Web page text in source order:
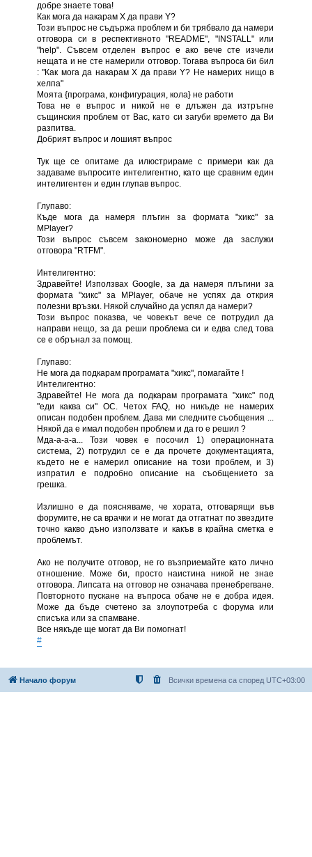
добре знаете това!
Как мога да накарам Х да прави Y?
Този въпрос не съдържа проблем и би трябвало да намери
отговора си в респективното "README", "INSTALL" или
"help". Съвсем отделен въпрос е ако вече сте изчели
нещата и не сте намерили отговор. Тогава въпроса би бил
: "Как мога да накарам Х да прави Y? Не намерих нищо в
хелпа"
Моята {програма, конфигурация, кола} не работи
Това не е въпрос и никой не е длъжен да изтръгне
същинския проблем от Вас, като си загуби времето да Ви
разпитва.
Добрият въпрос и лошият въпрос
Тук ще се опитаме да илюстрираме с примери как да
задаваме въпросите интелигентно, като ще сравним един
интелигентен и един глупав въпрос.
Глупаво:
Къде мога да намеря плъгин за формата "хикс" за
MPlayer?
Този въпрос съвсем закономерно може да заслужи
отговора "RTFM".
Интелигентно:
Здравейте! Използвах Google, за да намеря плъгини за
формата "хикс" за MPlayer, обаче не успях да открия
полезни връзки. Някой случайно да успял да намери?
Този въпрос показва, че човекът вече се потрудил да
направи нещо, за да реши проблема си и едва след това
се е обрънал за помощ.
Глупаво:
Не мога да подкарам програмата "хикс", помагайте !
Интелигентно:
Здравейте! Не мога да подкарам програмата "хикс" под
"еди каква си" ОС. Четох FAQ, но никъде не намерих
описан подобен проблем. Дава ми следните съобщения ...
Някой да е имал подобен проблем и да го е решил ?
Мда-а-а-а... Този човек е посочил 1) операционната
система, 2) потрудил се е да прочете документацията,
където не е намерил описание на този проблем, и 3)
изпратил е подробно описание на съобщението за
грешка.
Излишно е да поясняваме, че хората, отговарящи във
форумите, не са врачки и не могат да отгатнат по звездите
точно какво дъно използвате и какъв в крайна сметка е
проблемът.
Ако не получите отговор, не го възприемайте като лично
отношение. Може би, просто наистина никой не знае
отговора. Липсата на отговор не означава пренебрегване.
Повторното пускане на въпроса обаче не е добра идея.
Може да бъде счетено за злоупотреба с форума или
списъка или за спамване.
Все някъде ще могат да Ви помогнат!
#
Начало форум Всички времена са според UTC+03:00